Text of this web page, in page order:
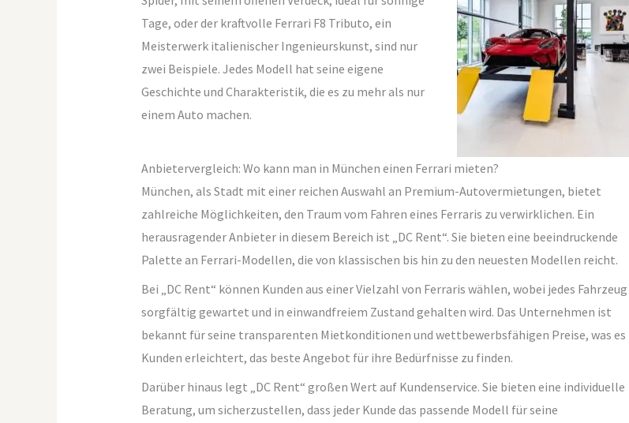
Tage, oder der kraftvolle Ferrari F8 Tributo, ein
Meisterwerk italienischer Ingenieurskunst, sind nur
zwei Beispiele. Jedes Modell hat seine eigene
Geschichte und Charakteristik, die es zu mehr als nur
einem Auto machen.
Anbietervergleich: Wo kann man in München einen Ferrari mieten?
München, als Stadt mit einer reichen Auswahl an Premium-Autovermietungen, bietet
zahlreiche Möglichkeiten, den Traum vom Fahren eines Ferraris zu verwirklichen. Ein
herausragender Anbieter in diesem Bereich ist „DC Rent“. Sie bieten eine beeindruckende
Palette an Ferrari-Modellen, die von klassischen bis hin zu den neuesten Modellen reicht.
Bei „DC Rent“ können Kunden aus einer Vielzahl von Ferraris wählen, wobei jedes Fahrzeug
sorgfältig gewartet und in einwandfreiem Zustand gehalten wird. Das Unternehmen ist
bekannt für seine transparenten Mietkonditionen und wettbewerbsfähigen Preise, was es
Kunden erleichtert, das beste Angebot für ihre Bedürfnisse zu finden.
Darüber hinaus legt „DC Rent“ großen Wert auf Kundenservice. Sie bieten eine individuelle
Beratung, um sicherzustellen, dass jeder Kunde das passende Modell für seine